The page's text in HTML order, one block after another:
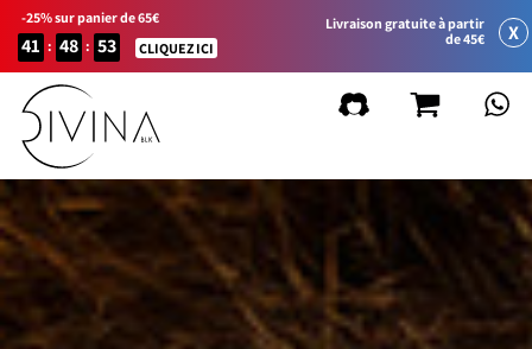
-25% sur panier de 65€
41 : 48 : 53 CLIQUEZ ICI
Livraison gratuite à partir
de 45€
X
FILTRER PAR
Ligne de produits
Natural&Amazing